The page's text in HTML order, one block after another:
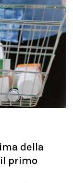
della
primo